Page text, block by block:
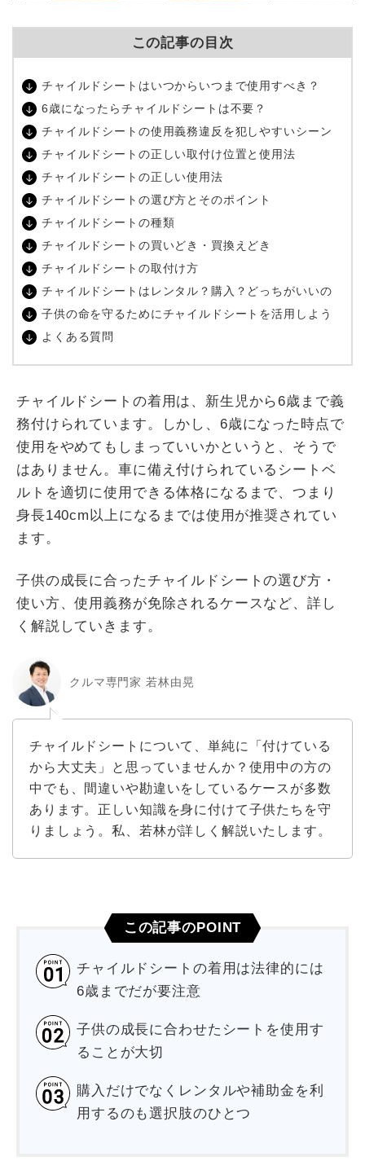
この記事の目次
チャイルドシートはいつからいつまで使用すべき？
6歳になったらチャイルドシートは不要？
チャイルドシートの使用義務違反を犯しやすいシーン
チャイルドシートの正しい取付け位置と使用法
チャイルドシートの正しい使用法
チャイルドシートの選び方とそのポイント
チャイルドシートの種類
チャイルドシートの買いどき・買換えどき
チャイルドシートの取付け方
チャイルドシートはレンタル？購入？どっちがいいの
子供の命を守るためにチャイルドシートを活用しよう
よくある質問
チャイルドシートの着用は、新生児から6歳まで義
務付けられています。しかし、6歳になった時点で
使用をやめてもしまっていいかというと、そうで
はありません。車に備え付けられているシートベ
ルトを適切に使用できる体格になるまで、つまり
身長140cm以上になるまでは使用が推奨されてい
ます。
子供の成長に合ったチャイルドシートの選び方・
使い方、使用義務が免除されるケースなど、詳し
く解説していきます。
クルマ専門家 若林由晃
チャイルドシートについて、単純に「付けている
から大丈夫」と思っていませんか？使用中の方の
中でも、間違いや勘違いをしているケースが多数
あります。正しい知識を身に付けて子供たちを守
りましょう。私、若林が詳しく解説いたします。
この記事のPOINT
チャイルドシートの着用は法律的には
6歳までだが要注意
子供の成長に合わせたシートを使用す
ることが大切
購入だけでなくレンタルや補助金を利
用するのも選択肢のひとつ